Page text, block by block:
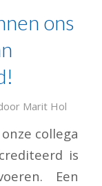
ons
Marit Hol
collega
is
Een